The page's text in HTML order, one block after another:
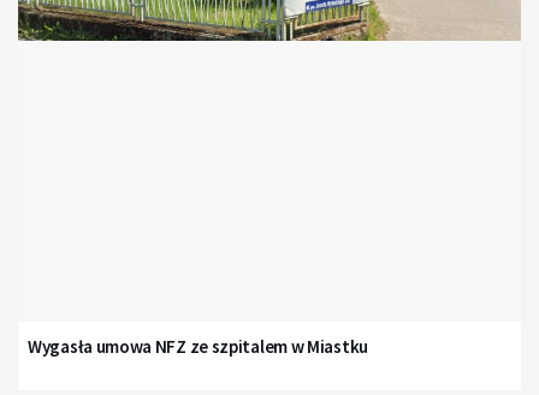
Wygasła umowa NFZ ze szpitalem w Miastku